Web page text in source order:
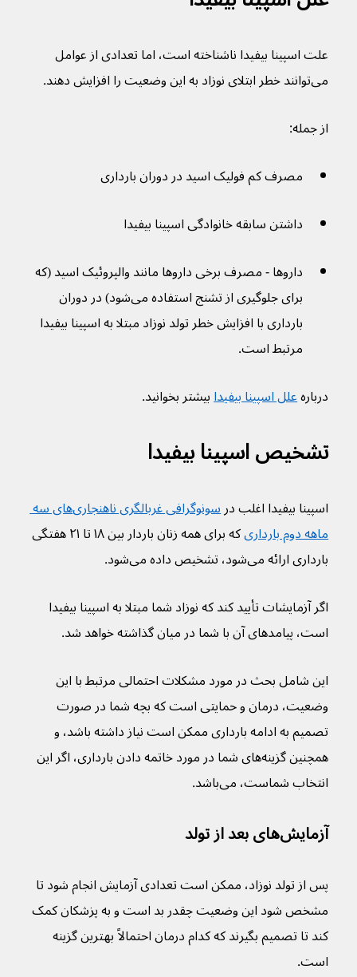
علت اسپینا بیفیدا ناشناخته است، اما تعدادی از عوامل
می‌توانند خطر ابتلای نوزاد به این وضعیت را افزایش دهند.
از جمله:
مصرف کم فولیک اسید در دوران بارداری
داشتن سابقه خانوادگی اسپینا بیفیدا
داروها - مصرف برخی داروها مانند والپروئیک اسید (که
برای جلوگیری از تشنج استفاده می‌شود) در دوران
بارداری با افزایش خطر تولد نوزاد مبتلا به اسپینا بیفیدا
مرتبط است.
درباره علل اسپینا بیفیدا بیشتر بخوانید.
تشخیص اسپینا بیفیدا
اسپينا بيفيدا اغلب در
سونوگرافی غربالگری ناهنجاری‌های سه
ماهه دوم بارداری
که برای همه زنان باردار بین ۱۸ تا ۲۱ هفتگی
بارداری ارائه می‌شود، تشخیص داده می‌شود.
اگر آزمایشات تأیید کند که نوزاد شما مبتلا به اسپینا بیفیدا
است، پیامدهای آن با شما در میان گذاشته خواهد شد.
این شامل بحث در مورد مشکلات احتمالی مرتبط با این
وضعیت، درمان و حمایتی است که بچه شما در صورت
تصمیم به ادامه بارداری ممکن است نیاز داشته باشد، و
همچنین گزینه‌های شما در مورد خاتمه دادن بارداری، اگر این
انتخاب شماست، می‌‌باشد.
آزمایش‌های بعد از تولد
پس از تولد نوزاد، ممکن است تعدادی آزمایش انجام شود تا
مشخص شود این وضعیت چقدر بد است و به پزشکان کمک
کند تا تصمیم بگیرند که کدام درمان احتمالاً بهترین گزینه
است.